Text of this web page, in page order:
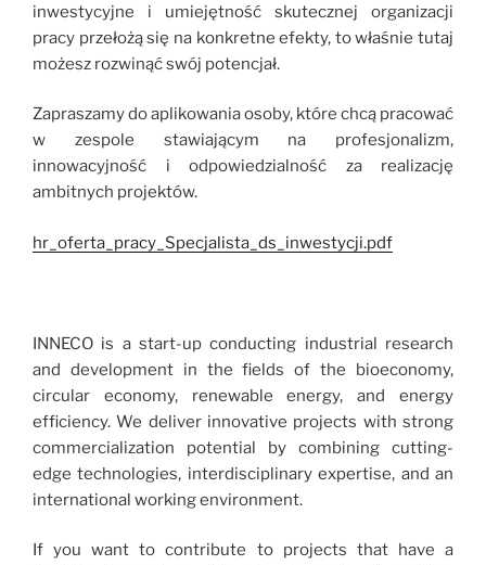
inwestycyjne i umiejętność skutecznej organizacji
pracy przełożą się na konkretne efekty, to właśnie tutaj
możesz rozwinąć swój potencjał.
Zapraszamy do aplikowania osoby, które chcą pracować
w zespole stawiającym na profesjonalizm,
innowacyjność i odpowiedzialność za realizację
ambitnych projektów.
hr_oferta_pracy_Specjalista_ds_inwestycji.pdf
INNECO is a start-up conducting industrial research
and development in the fields of the bioeconomy,
circular economy, renewable energy, and energy
efficiency. We deliver innovative projects with strong
commercialization potential by combining cutting-
edge technologies, interdisciplinary expertise, and an
international working environment.
If you want to contribute to projects that have a